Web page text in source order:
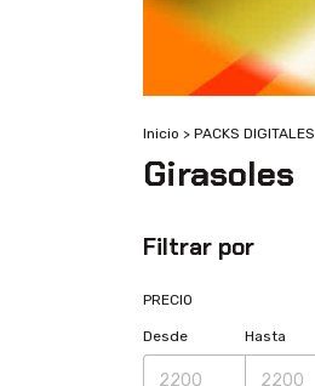
Inicio > PACKS DIGITALES
Girasoles
Filtrar por
PRECIO
Desde Hasta